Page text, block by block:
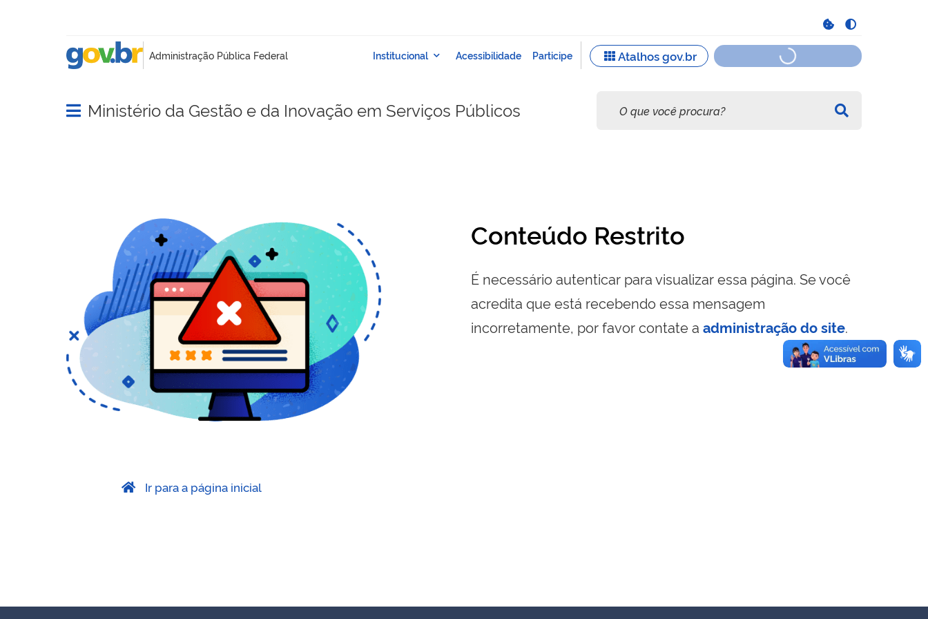
Abrir menu principal de navegação
Ministério da Gestão e da Inovação em Serviços Públicos
Conteúdo Restrito
É necessário autenticar para visualizar essa página. Se você
acredita que está recebendo essa mensagem
incorretamente, por favor contate a administração do site.
Ir para a página inicial